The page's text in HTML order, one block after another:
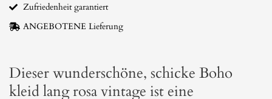
Zufriedenheit garantiert
ANGEBOTENE Lieferung
Dieser wunderschöne, schicke Boho
kleid lang rosa vintage ist eine